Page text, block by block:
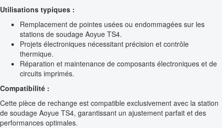
Utilisations typiques :
Remplacement de pointes usées ou endommagées sur les
stations de soudage Aoyue TS4.
Projets électroniques nécessitant précision et contrôle
thermique.
Réparation et maintenance de composants électroniques et de
circuits imprimés.
Compatibilité :
Cette pièce de rechange est compatible exclusivement avec la station
de soudage Aoyue TS4, garantissant un ajustement parfait et des
performances optimales.